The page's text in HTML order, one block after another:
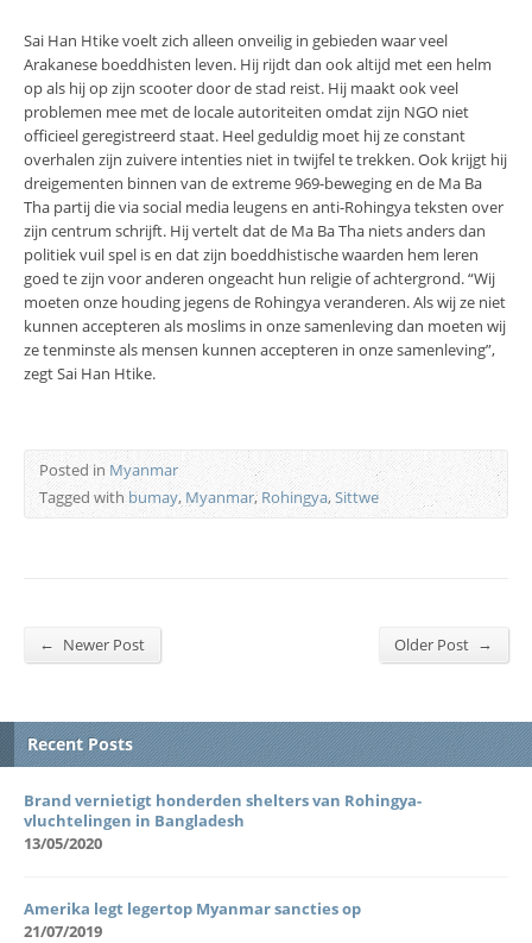
Sai Han Htike voelt zich alleen onveilig in gebieden waar veel
Arakanese boeddhisten leven. Hij rijdt dan ook altijd met een helm
op als hij op zijn scooter door de stad reist. Hij maakt ook veel
problemen mee met de locale autoriteiten omdat zijn NGO niet
officieel geregistreerd staat. Heel geduldig moet hij ze constant
overhalen zijn zuivere intenties niet in twijfel te trekken. Ook krijgt hij
dreigementen binnen van de extreme 969-beweging en de Ma Ba
Tha partij die via social media leugens en anti-Rohingya teksten over
zijn centrum schrijft. Hij vertelt dat de Ma Ba Tha niets anders dan
politiek vuil spel is en dat zijn boeddhistische waarden hem leren
goed te zijn voor anderen ongeacht hun religie of achtergrond. “Wij
moeten onze houding jegens de Rohingya veranderen. Als wij ze niet
kunnen accepteren als moslims in onze samenleving dan moeten wij
ze tenminste als mensen kunnen accepteren in onze samenleving”,
zegt Sai Han Htike.
Posted in Myanmar
Tagged withbumay,Myanmar, Rohingya,Sittwe
← Newer Post Older Post →
Recent Posts
Brand vernietigt honderden shelters van Rohingya-
vluchtelingen in Bangladesh
13/05/2020
Amerika legt legertop Myanmar sancties op
21/07/2019